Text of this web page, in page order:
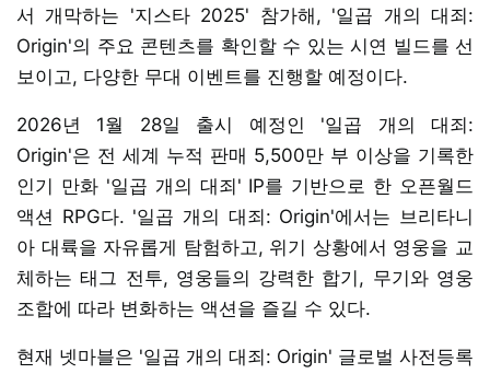
서 개막하는 '지스타 2025' 참가해, '일곱 개의 대죄:
Origin'의 주요 콘텐츠를 확인할 수 있는 시연 빌드를 선
보이고, 다양한 무대 이벤트를 진행할 예정이다.
2026년 1월 28일 출시 예정인 '일곱 개의 대죄:
Origin'은 전 세계 누적 판매 5,500만 부 이상을 기록한
인기 만화 '일곱 개의 대죄' IP를 기반으로 한 오픈월드
액션 RPG다. '일곱 개의 대죄: Origin'에서는 브리타니
아 대륙을 자유롭게 탐험하고, 위기 상황에서 영웅을 교
체하는 태그 전투, 영웅들의 강력한 합기, 무기와 영웅
조합에 따라 변화하는 액션을 즐길 수 있다.
현재 넷마블은 '일곱 개의 대죄: Origin' 글로벌 사전등록